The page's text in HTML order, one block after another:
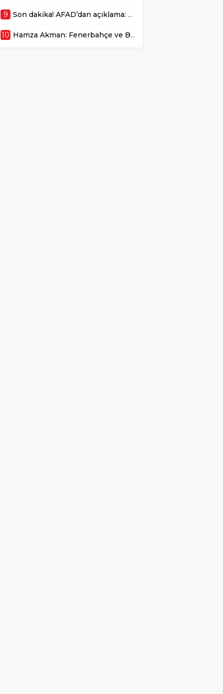
9 Son dakika! AFAD’dan açıklama: Marmaris’te 4.1 büyüklüğünde deprem: Osman Bektaş asıl riski açıkladı
10 Hamza Akman: Fenerbahçe ve Beşiktaş’ta oynamak isterim